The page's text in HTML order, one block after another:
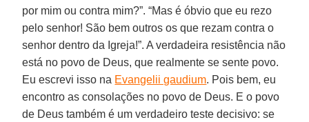
por mim ou contra mim?”. “Mas é óbvio que eu rezo
pelo senhor! São bem outros os que rezam contra o
senhor dentro da Igreja!”. A verdadeira resistência não
está no povo de Deus, que realmente se sente povo.
Eu escrevi isso na Evangelii gaudium. Pois bem, eu
encontro as consolações no povo de Deus. E o povo
de Deus também é um verdadeiro teste decisivo: se